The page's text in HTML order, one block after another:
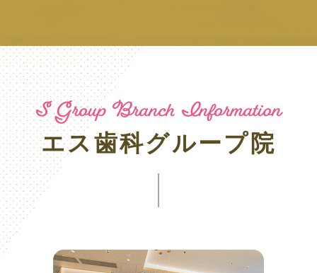
S Group Branch Information
エス歯科グループ院